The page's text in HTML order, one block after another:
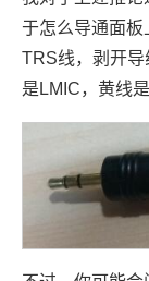
于怎么导通面
TRS线，剥开
是LMIC，黄线是